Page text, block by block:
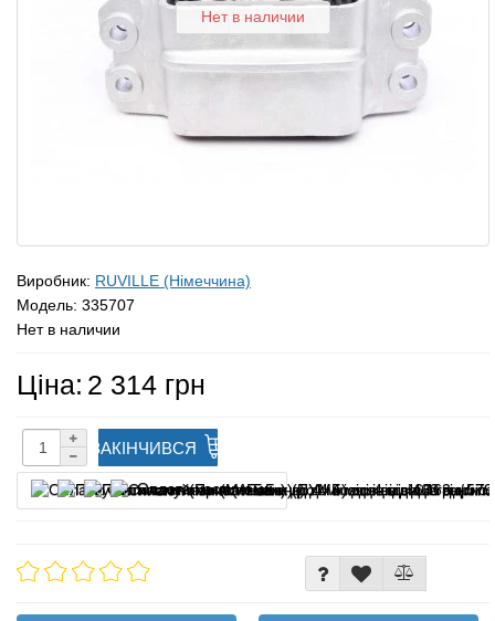
Нет в наличии
Виробник: RUVILLE (Німеччина)
Модель: 335707
Нет в наличии
Ціна: 2 314 грн
ЗАКІНЧИВСЯ
Оплата частинами